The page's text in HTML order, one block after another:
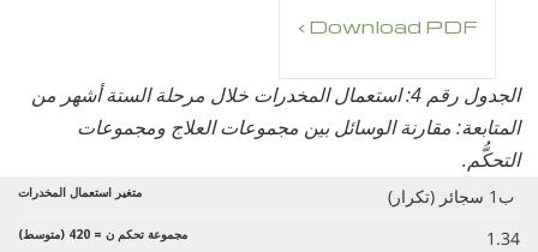
Download PDF ›
الجدول رقم 4: استعمال المخدرات خلال مرحلة الستة أشهر من
المتابعة: مقارنة الوسائل بين مجموعات العلاج ومجموعات
التحكُّم.
ب1 سجائر (تكرار)
1.34